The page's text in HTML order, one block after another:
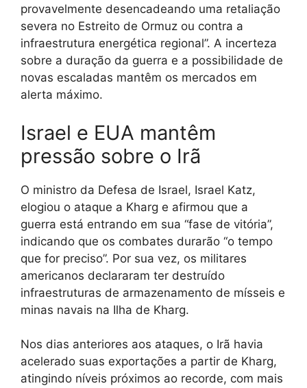
provavelmente desencadeando uma retaliação
severa no Estreito de Ormuz ou contra a
infraestrutura energética regional”. A incerteza
sobre a duração da guerra e a possibilidade de
novas escaladas mantêm os mercados em
alerta máximo.
Israel e EUA mantêm
pressão sobre o Irã
O ministro da Defesa de Israel, Israel Katz,
elogiou o ataque a Kharg e afirmou que a
guerra está entrando em sua “fase de vitória”,
indicando que os combates durarão “o tempo
que for preciso”. Por sua vez, os militares
americanos declararam ter destruído
infraestruturas de armazenamento de mísseis e
minas navais na Ilha de Kharg.
Nos dias anteriores aos ataques, o Irã havia
acelerado suas exportações a partir de Kharg,
atingindo níveis próximos ao recorde, com mais